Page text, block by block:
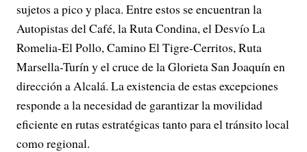
sujetos a pico y placa. Entre estos se encuentran la
Autopistas del Café, la Ruta Condina, el Desvío La
Romelia-El Pollo, Camino El Tigre-Cerritos, Ruta
Marsella-Turín y el cruce de la Glorieta San Joaquín en
dirección a Alcalá. La existencia de estas excepciones
responde a la necesidad de garantizar la movilidad
eficiente en rutas estratégicas tanto para el tránsito local
como regional.